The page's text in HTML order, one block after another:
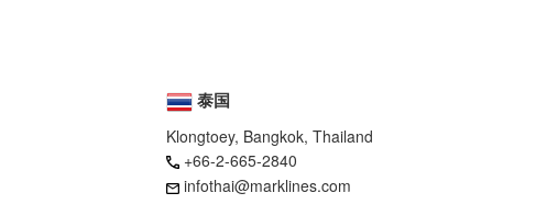
泰国
Klongtoey, Bangkok, Thailand
+66-2-665-2840
infothai@marklines.com